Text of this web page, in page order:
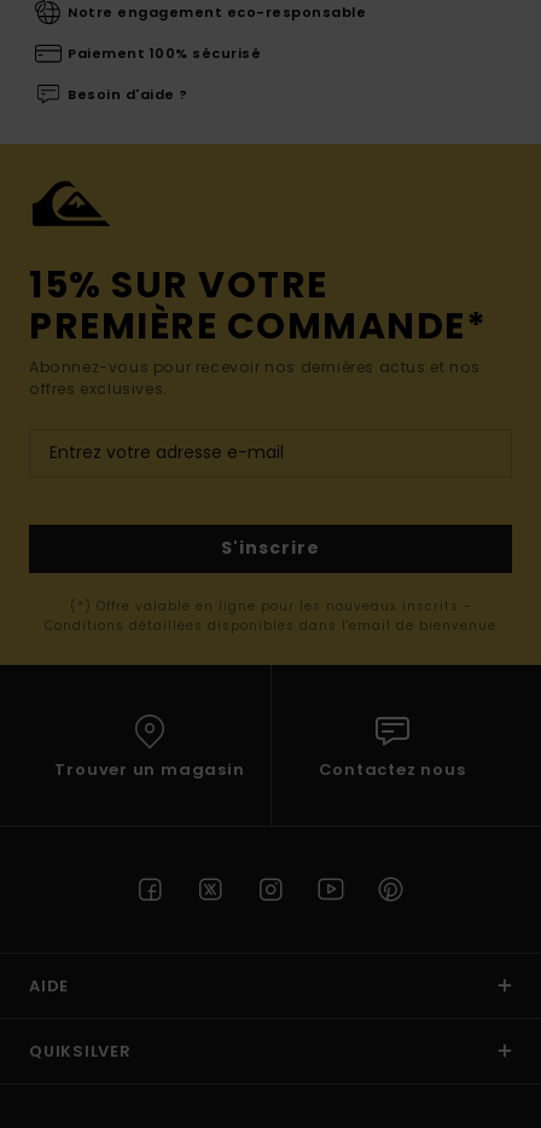
Notre engagement eco-responsable
Paiement 100% sécurisé
Besoin d'aide ?
15% SUR VOTRE
PREMIÈRE COMMANDE*
Abonnez-vous pour recevoir nos dernières actus et nos
offres exclusives.
S'inscrire
(*) Offre valable en ligne pour les nouveaux inscrits -
Conditions détaillées disponibles dans l'email de bienvenue
Trouver un magasin Contactez nous
AIDE
QUIKSILVER